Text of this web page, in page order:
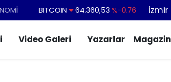
BITCOIN 64.360,53 %-0.76
EURO
55,0317 %-0.02
İzmir
Video Galeri Yazarlar Magazin